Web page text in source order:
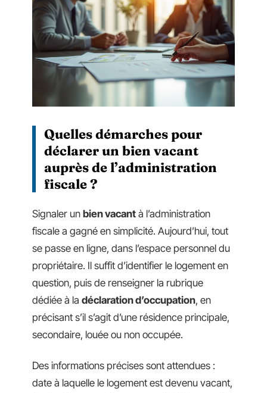
Quelles démarches pour
déclarer un bien vacant
auprès de l’administration
fiscale ?
Signaler un bien vacant à l’administration
fiscale a gagné en simplicité. Aujourd’hui, tout
se passe en ligne, dans l’espace personnel du
propriétaire. Il suffit d’identifier le logement en
question, puis de renseigner la rubrique
dédiée à la déclaration d’occupation, en
précisant s’il s’agit d’une résidence principale,
secondaire, louée ou non occupée.
Des informations précises sont attendues :
date à laquelle le logement est devenu vacant,